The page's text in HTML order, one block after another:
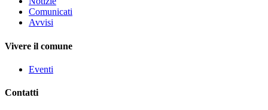
Comunicati
Avvisi
Vivere il comune
Eventi
Contatti